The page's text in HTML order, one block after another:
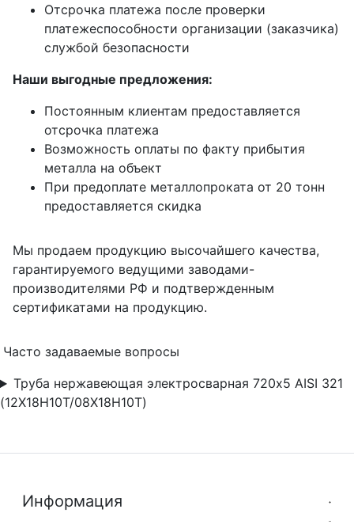
Отсрочка платежа после проверки
платежеспособности организации (заказчика)
службой безопасности
Наши выгодные предложения:
Постоянным клиентам предоставляется
отсрочка платежа
Возможность оплаты по факту прибытия
металла на объект
При предоплате металлопроката от 20 тонн
предоставляется скидка
Мы продаем продукцию высочайшего качества,
гарантируемого ведущими заводами-
производителями РФ и подтвержденным
сертификатами на продукцию.
Часто задаваемые вопросы
Труба нержавеющая электросварная 720х5 AISI 321
(12Х18Н10Т/08Х18Н10Т)
Информация